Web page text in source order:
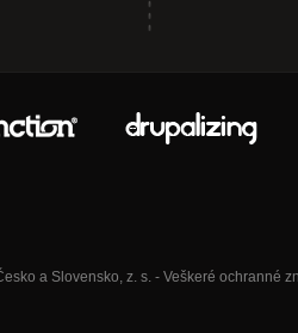
a Slovensko, z. s. - Veškeré ochranné